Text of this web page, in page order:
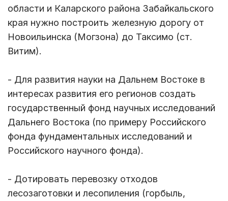
области и Каларского района Забайкальского
края нужно построить железную дорогу от
Новоильинска (Могзона) до Таксимо (ст.
Витим).
- Для развития науки на Дальнем Востоке в
интересах развития его регионов создать
государственный фонд научных исследований
Дальнего Востока (по примеру Российского
фонда фундаментальных исследований и
Российского научного фонда).
- Дотировать перевозку отходов
лесозаготовки и лесопиления (горбыль,